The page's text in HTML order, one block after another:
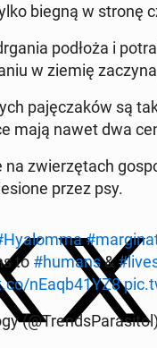
biegną w stronę
podłoża i
w ziemię
pa­ję­cza­ków są
mają nawet dwa
na zwie­rzę­tach
przez psy.
to #humans&
nEaqb41YZ8
(@Trend­sPa­ra­si­tol)